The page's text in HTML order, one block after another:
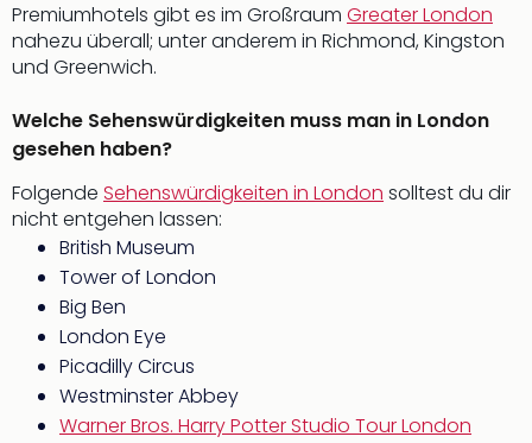
Premiumhotels gibt es im Großraum Greater London
nahezu überall; unter anderem in Richmond, Kingston
und Greenwich.
Welche Sehenswürdigkeiten muss man in London
gesehen haben?
Folgende Sehenswürdigkeiten in London solltest du dir
nicht entgehen lassen:
British Museum
Tower of London
Big Ben
London Eye
Picadilly Circus
Westminster Abbey
Warner Bros. Harry Potter Studio Tour London